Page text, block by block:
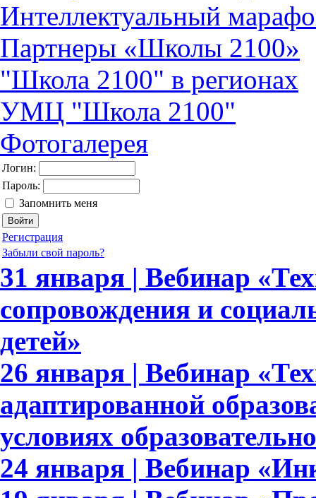
Интеллектуальный
Партнеры «Школы 2100»
"Школа 2100" в регионах
УМЦ "Школа 2100"
Фотогалерея
Логин:
Пароль:
Запомнить меня
Регистрация
Забыли свой пароль?
31 января | Вебинар
сопровождения и
детей»
26 января | Вебинар
адаптированной
условиях
24 января | Вебинар